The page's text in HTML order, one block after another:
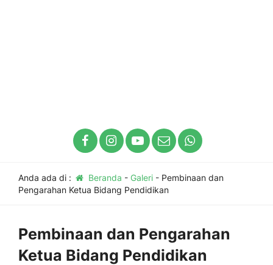
Anda ada di : Beranda - Galeri- Pembinaan dan
Pengarahan Ketua Bidang Pendidikan
Pembinaan dan Pengarahan
Ketua Bidang Pendidikan